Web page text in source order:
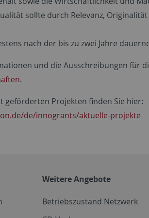
sollte durch Relevanz,
nach der bis zu zwei Jahre
und die Ausschreibungen für
.
geförderten Projekten finden Sie hier:
de/innogrants/aktuelle-projekte
Weitere Angebote
Betriebszustand Netzwerk